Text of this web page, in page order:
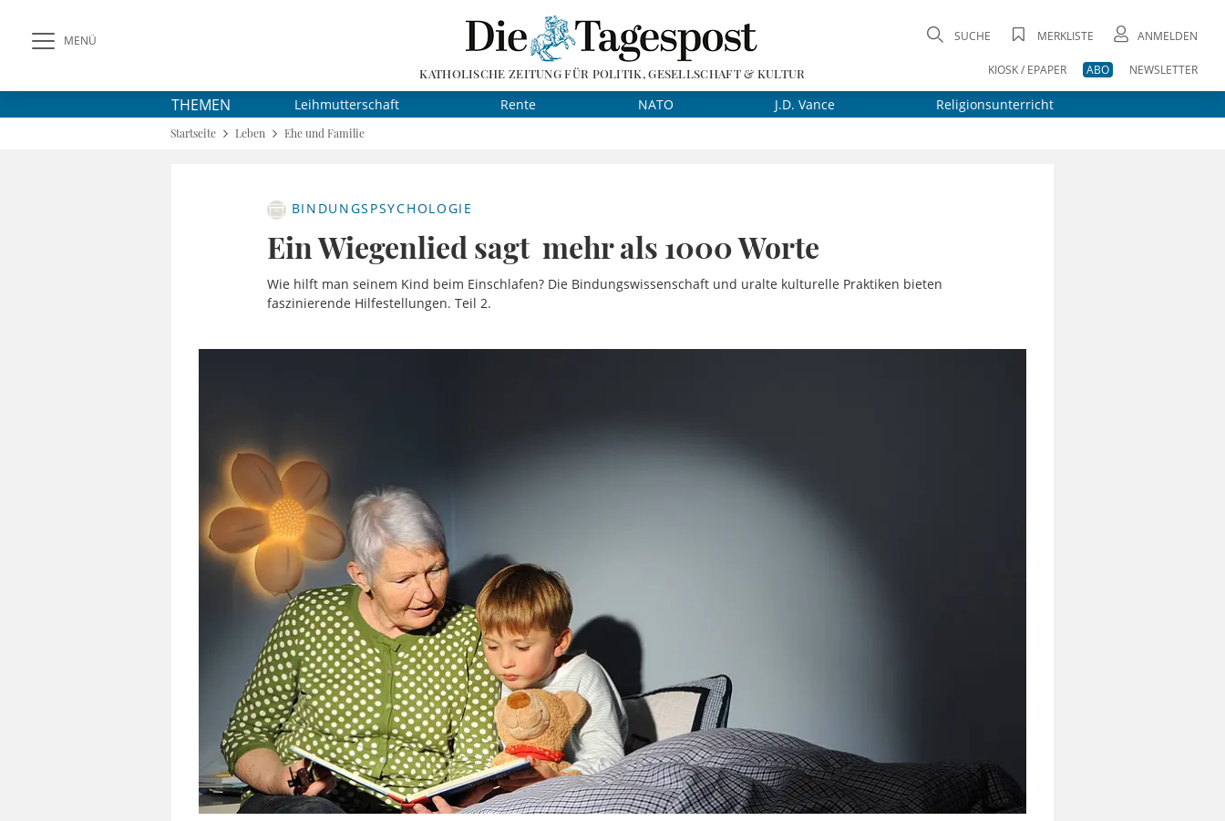
MENÜ
KATHOLISCHE ZEITUNG FÜR POLITIK, GESELLSCHAFT & KULTUR
SUCHE MERKLISTE ANMELDEN
KIOSK / EPAPER ABO NEWSLETTER
THEMEN Leihmutterschaft Rente NATO J.D. Vance Religionsunterricht
Startseite Leben Ehe und Familie
BINDUNGSPSYCHOLOGIE
Ein Wiegenlied sagt mehr als 1000 Worte
Wie hilft man seinem Kind beim Einschlafen? Die Bindungswissenschaft und uralte kulturelle Praktiken bieten
faszinierende Hilfestellungen. Teil 2.